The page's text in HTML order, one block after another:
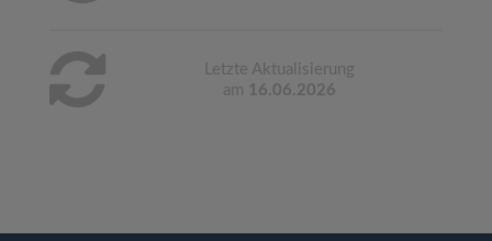
Letzte Aktualisierung
am 16.06.2026